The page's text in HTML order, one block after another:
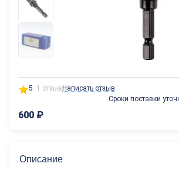
5 1 отзыв Написать отзыв
Сроки поставки
600 ₽
Описание